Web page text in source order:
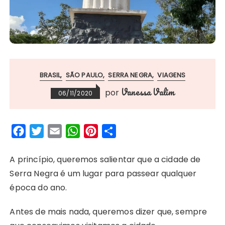
BRASIL SÃO PAULO SERRA NEGRA VIAGENS
06/11/2020 por Vanessa Valim
c
e
b
o
i
t
t
r
a
i
l
W
a
t
p
n
t
e
a
r
A princípio, queremos salientar que a cidade de
Serra Negra é um lugar para passear qualquer
época do ano.
Antes de mais nada, queremos dizer que, sempre